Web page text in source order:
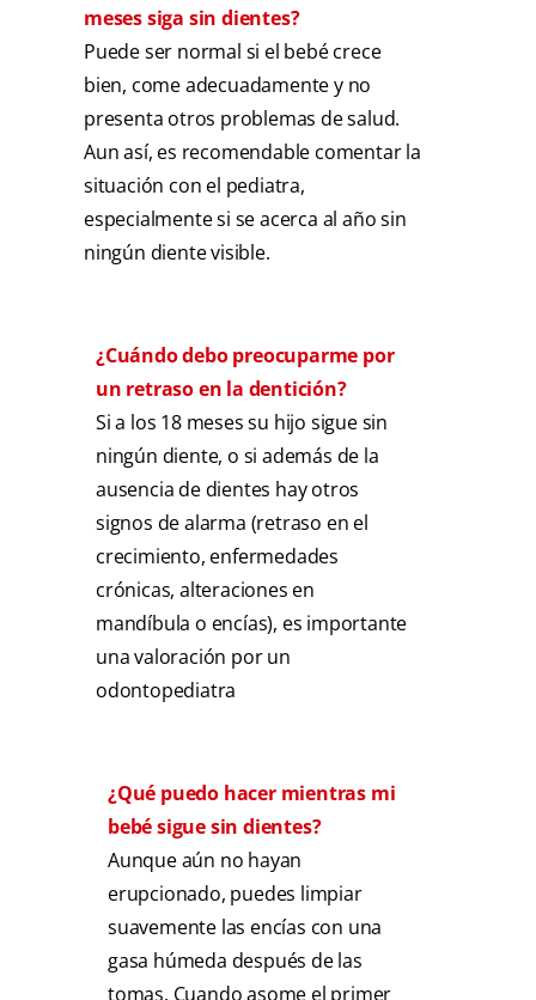
meses siga sin dientes?
Puede ser normal si el bebé crece
bien, come adecuadamente y no
presenta otros problemas de salud.
Aun así, es recomendable comentar la
situación con el pediatra,
especialmente si se acerca al año sin
ningún diente visible.
¿Cuándo debo preocuparme por
un retraso en la dentición?
Si a los 18 meses su hijo sigue sin
ningún diente, o si además de la
ausencia de dientes hay otros
signos de alarma (retraso en el
crecimiento, enfermedades
crónicas, alteraciones en
mandíbula o encías), es importante
una valoración por un
odontopediatra
¿Qué puedo hacer mientras mi
bebé sigue sin dientes?
Aunque aún no hayan
erupcionado, puedes limpiar
suavemente las encías con una
gasa húmeda después de las
tomas. Cuando asome el primer